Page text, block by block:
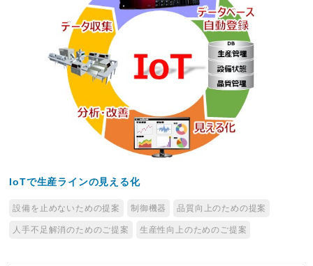
IoTで生産ラインの見える化
設備を止めないための提案 制御機器 品質向上のための提案
人手不足解消のためのご提案 生産性向上のためのご提案